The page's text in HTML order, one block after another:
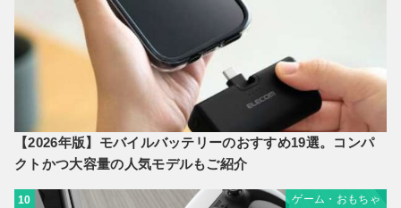
【2026年版】モバイルバッテリーのおすすめ19選。コンパ
クトかつ大容量の人気モデルもご紹介
10 ゲーム・おもちゃ